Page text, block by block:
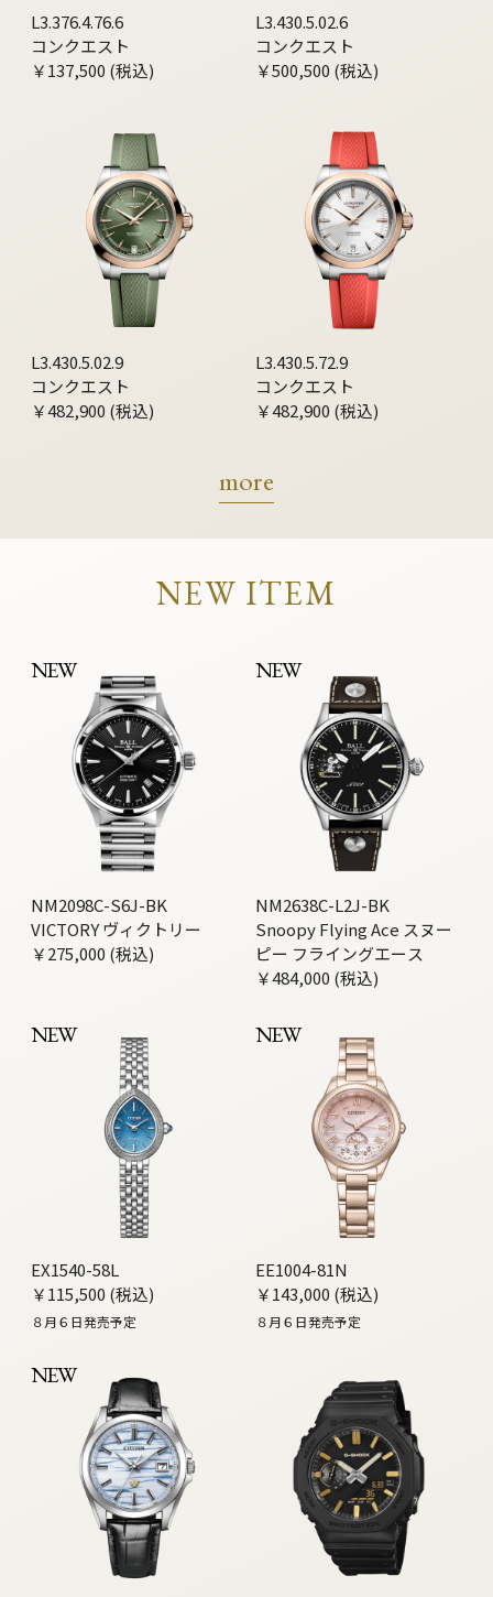
L3.376.4.76.6
コンクエスト
￥137,500 (税込)
L3.430.5.02.6
コンクエスト
￥500,500 (税込)
L3.430.5.02.9
コンクエスト
￥482,900 (税込)
L3.430.5.72.9
コンクエスト
￥482,900 (税込)
more
NEW ITEM
NEW
NM2098C-S6J-BK
VICTORY ヴィクトリー
￥275,000 (税込)
NEW
NM2638C-L2J-BK
Snoopy Flying Ace スヌー
ピー フライングエース
￥484,000 (税込)
NEW
EX1540-58L
￥115,500 (税込)
８月６日発売予定
NEW
EE1004-81N
￥143,000 (税込)
８月６日発売予定
NEW